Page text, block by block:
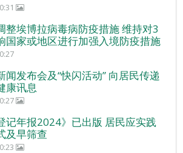
整埃博拉病毒病防疫措施 维持对3
国家或地区进行加强入境防疫措施
闻发布会及“快闪活动” 向居民传递
康讯息
记年报2024》已出版 居民应实践
及早筛查